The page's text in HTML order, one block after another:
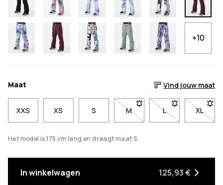
+10
Maat Vind jouw maat
XXS XS S M- Maat M niet beschikbaar.
L- Maat L niet
XL- Maat
Het model is 175 cm lang en draagt maat S.
In winkelwagen 125,93 €